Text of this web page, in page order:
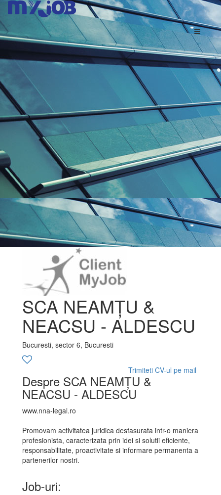
SCA NEAMȚU &
NEACSU - ALDESCU
Bucuresti, sector 6, Bucuresti
Trimiteti CV-ul pe mail
Despre SCA NEAMȚU &
NEACSU - ALDESCU
www.nna-legal.ro
Promovam activitatea juridica desfasurata intr-o maniera
profesionista, caracterizata prin idei si solutii eficiente,
responsabilitate, proactivitate si informare permanenta a
partenerilor nostri.
Job-uri: